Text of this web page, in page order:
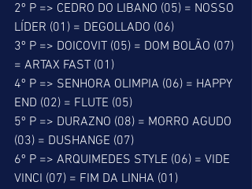
2º P => CEDRO DO LIBANO (05) = NOSSO
LÍDER (01) = DEGOLLADO (06)
3º P => DOICOVIT (05) = DOM BOLÃO (07)
= ARTAX FAST (01)
4º P => SENHORA OLIMPIA (06) = HAPPY
END (02) = FLUTE (05)
5º P => DURAZNO (08) = MORRO AGUDO
(03) = DUSHANGE (07)
6º P => ARQUIMEDES STYLE (06) = VIDE
VINCI (07) = FIM DA LINHA (01)